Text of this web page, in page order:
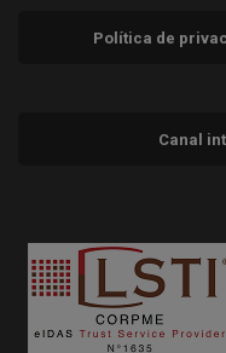
Política de
Canal